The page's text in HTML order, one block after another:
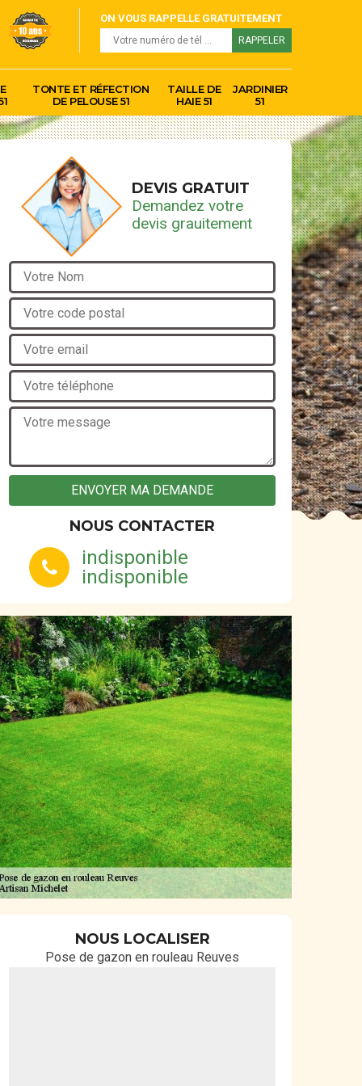
ON VOUS RAPPELLE GRATUITEMENT
TONTE ET RÉFECTION
DE PELOUSE 51
TAILLE DE
HAIE 51
JARDINIER
51
DEVIS GRATUIT
Demandez votre
devis grauitement
NOUS CONTACTER
indisponible
indisponible
NOUS LOCALISER
Pose de gazon en rouleau Reuves